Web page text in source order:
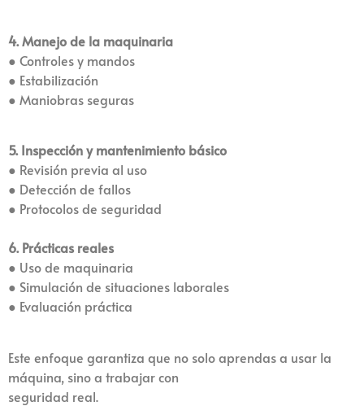
4. Manejo de la maquinaria
● Controles y mandos
● Estabilización
● Maniobras seguras
5. Inspección y mantenimiento básico
● Revisión previa al uso
● Detección de fallos
● Protocolos de seguridad
6. Prácticas reales
● Uso de maquinaria
● Simulación de situaciones laborales
● Evaluación práctica
Este enfoque garantiza que no solo aprendas a usar la
máquina, sino a trabajar con
seguridad real.